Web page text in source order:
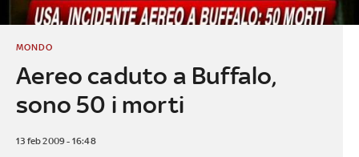
Aereo caduto a Buffalo,
sono 50 i morti
MONDO
13 feb 2009 - 16:48